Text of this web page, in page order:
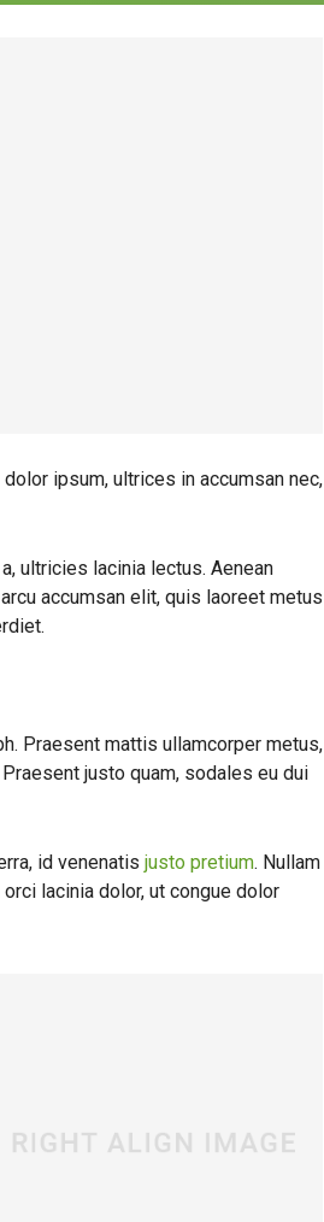
ipsum, ultrices in accumsan nec,
ultricies lacinia lectus. Aenean
accumsan elit, quis laoreet metus
Praesent mattis ullamcorper metus,
justo quam, sodales eu dui
id venenatis justo pretium. Nullam
lacinia dolor, ut congue dolor